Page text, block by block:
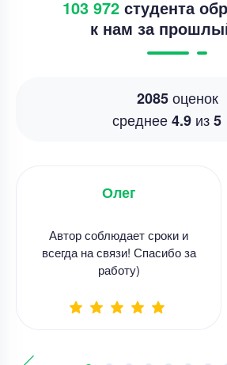
103 972 студента
к нам за
2085оценок
среднее4.9 из5
Олег
Автор соблюдает сроки и
всегда на связи! Спасибо за
работу)